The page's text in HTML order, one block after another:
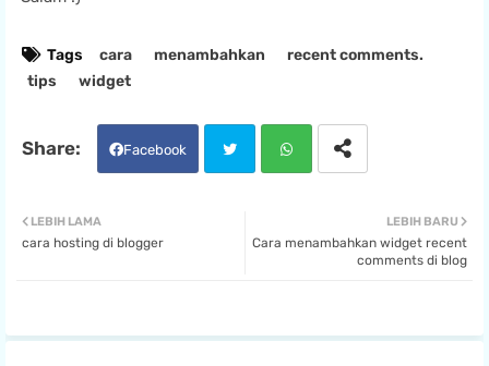
Tags cara menambahkan
recent comments.
tips
widget
Facebook
tsa
LEBIH BARU
Cara menambahkan widget recent
comments di blog
LEBIH LAMA
cara hosting di blogger